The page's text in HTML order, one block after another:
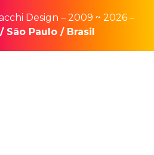
Design – 2009 ~ 2026 –
São Paulo/ Brasil